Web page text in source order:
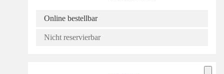
Online bestellbar
Nicht reservierbar